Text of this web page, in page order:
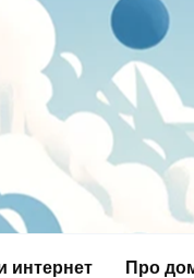
интернет Про